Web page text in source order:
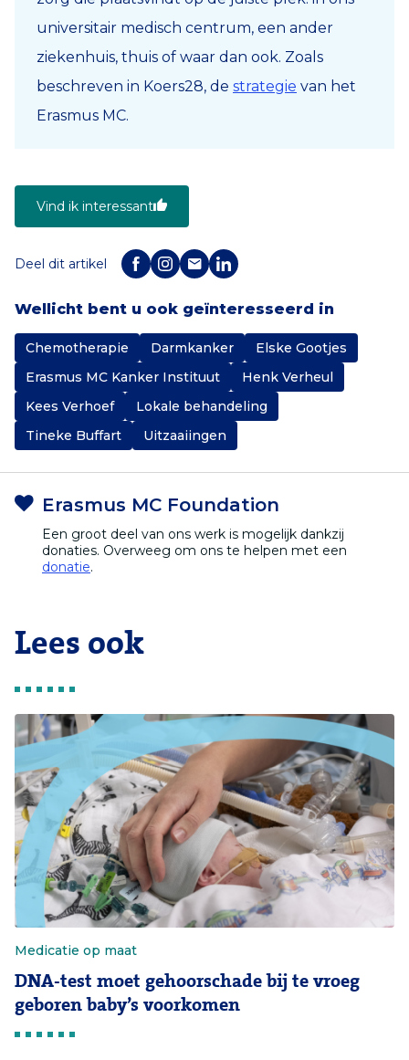
universitair medisch centrum, een ander
ziekenhuis, thuis of waar dan ook. Zoals
beschreven in Koers28, de strategie van het
Erasmus MC.
Vind ik interessant
Deel dit artikel
Wellicht bent u ook geïnteresseerd in
Chemotherapie Darmkanker
Elske Gootjes
Erasmus MC Kanker Instituut
Henk Verheul
Kees Verhoef
Lokale behandeling
Tineke Buffart
Uitzaaiingen
Erasmus MC Foundation
Een groot deel van ons werk is mogelijk dankzij
donaties. Overweeg om ons te helpen met een
donatie.
Lees ook
Medicatie op maat
DNA-test moet gehoorschade bij te vroeg
geboren baby’s voorkomen